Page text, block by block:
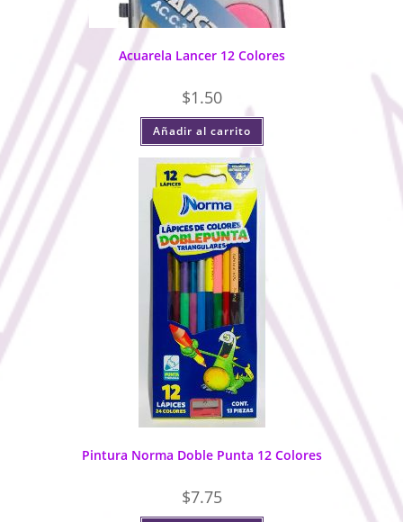
Acuarela Lancer 12 Colores
$1.50
Añadir al carrito
Pintura Norma Doble Punta 12 Colores
$7.75